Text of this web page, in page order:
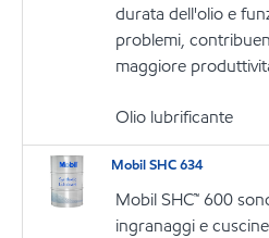
durata dell'olio e
problemi,
maggiore
Olio lubrificante
Mobil SHC 634
Mobil SHC™ 600
ingranaggi e